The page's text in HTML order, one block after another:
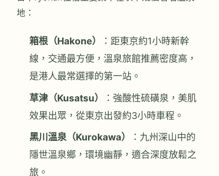
地：
箱根（Hakone）
：距東京約1小時新幹
線，交通最方便，溫泉旅館推薦密度高，
是港人最常選擇的第一站。
草津（Kusatsu）
：強酸性硫磺泉，美肌
效果出眾，從東京出發約3小時車程。
黑川溫泉（Kurokawa）
：九州深山中的
隱世溫泉鄉，環境幽靜，適合深度放鬆之
旅。